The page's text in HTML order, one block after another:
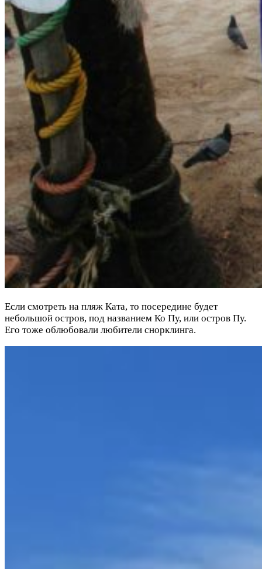
Если смотреть на пляж Ката, то посередине будет
небольшой остров, под названием Ко Пу, или остров Пу.
Его тоже облюбовали любители снорклинга.